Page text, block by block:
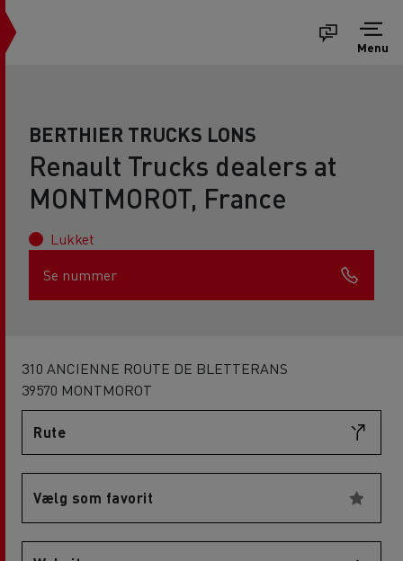
Menu
BERTHIER TRUCKS LONS
Renault Trucks dealers at
MONTMOROT, France
Lukket
Se nummer
310 ANCIENNE ROUTE DE BLETTERANS
39570 MONTMOROT
Rute
Vælg som favorit